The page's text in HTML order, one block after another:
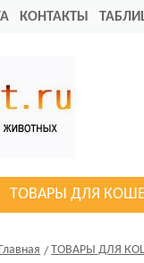
КОНТАКТЫ
ТОВАРЫ ДЛЯ
Главная ТОВАРЫ ДЛЯ